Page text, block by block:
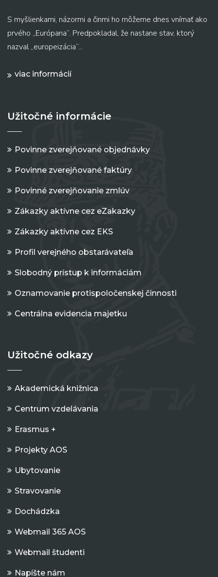
S myšlienkami, názormi a činmi ho môžeme dnes vnímať ako
prvého „Európana“. Predpokladal, že nastane stav, ktorý
nazval „europeizácia“...
viac informácií
Užitočné informácie
Povinne zverejňované objednávky
Povinne zverejňované faktúry
Povinné zverejňovanie zmlúv
Zákazky aktívne cez eZakazky
Zákazky aktívne cez EKS
Profil verejného obstarávateľa
Slobodný prístup k informáciám
Oznamovanie protispoločenskej činnosti
Centrálna evidencia majetku
Užitočné odkazy
Akademická knižnica
Centrum vzdelávania
Erasmus +
Projekty AOS
Ubytovanie
Stravovanie
Dochádzka
Webmail 365 AOS
Webmail študenti
Napíšte nám